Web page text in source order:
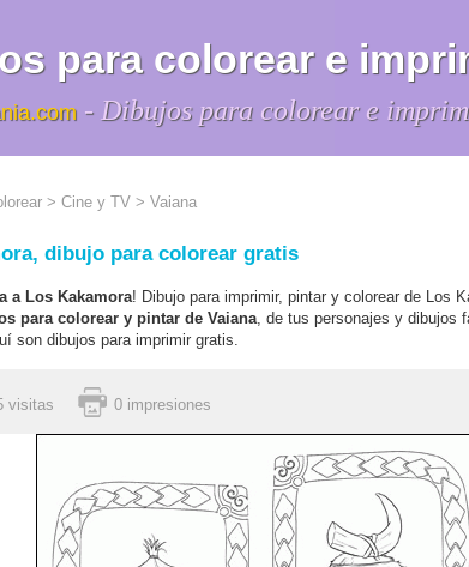
para colorear e
- Dibujos para colorear e
> Cine y TV > Vaiana
dibujo para colorear gratis
a Los Kakamora! Dibujo para imprimir, pintar y colorear de Los
para colorear y pintar de Vaiana, de tus personajes y dibujos
son dibujos para imprimir gratis.
visitas 0 impresiones